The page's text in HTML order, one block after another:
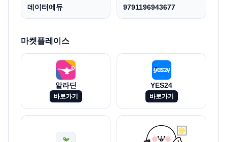
데이터에듀 9791196943677
마켓플레이스
알라딘
바로가기
YES24
바로가기